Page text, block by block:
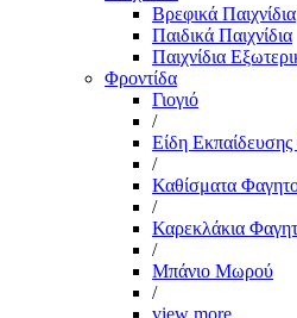
Βρεφικά Παιχνίδια
Παιδικά Παιχνίδια
Παιχνίδια
Φροντίδα
Γιογιό
/
Είδη
/
Καθίσματα
/
Καρεκλάκια
/
Μπάνιο Μωρού
/
view more